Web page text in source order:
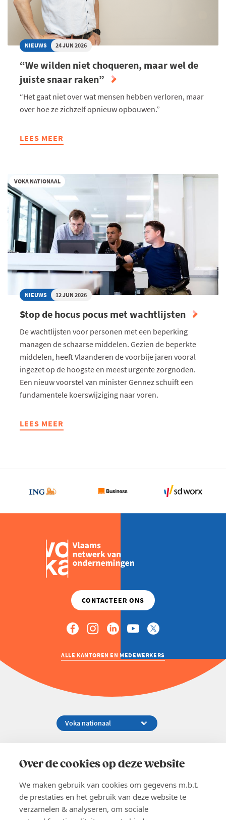
Over de cookies op deze website
We maken gebruik van cookies om gegevens m.b.t.
de prestaties en het gebruik van deze website te
verzamelen & analyseren, om sociale
NIEUWS 24 JUN 2026
“We wilden niet choqueren, maar wel de
juiste snaar raken”
“Het gaat niet over wat mensen hebben verloren, maar
over hoe ze zichzelf opnieuw opbouwen.”
LEES MEER
ABOUT
NIET
CHOQUEREN,
MAAR
WEL
DE
JUISTE
SNAAR
VOKA NATIONAAL
NIEUWS 12 JUN 2026
Stop de hocus pocus met wachtlijsten
De wachtlijsten voor personen met een beperking
managen de schaarse middelen. Gezien de beperkte
middelen, heeft Vlaanderen de voorbije jaren vooral
ingezet op de hoogste en meest urgente zorgnoden.
Een nieuw voorstel van minister Gennez schuift een
fundamentele koerswijziging naar voren.
LEES MEER
ABOUT
WACHTLIJSTEN
ALLE KANTOREN EN MEDEWERKERS
02 229 81 11